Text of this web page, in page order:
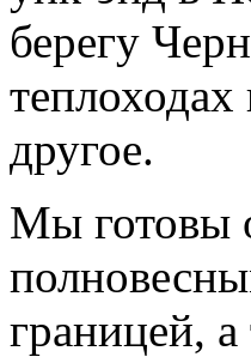
берегу
другое.
Мы готовы
границей,